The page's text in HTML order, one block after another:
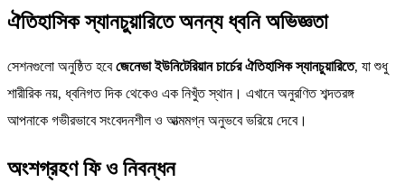
ঐতিহাসিক স্যানচুয়ারিতে অনন্য ধ্বনি অভিজ্ঞতা
সেশনগুলো অনুষ্ঠিত হবেজেনেভা ইউনিটেরিয়ান চার্চের ঐতিহাসিক স্যানচুয়ারিতে, যা শুধু
শারীরিক নয়, ধ্বনিগত দিক থেকেও এক নিখুঁত স্থান। এখানে অনুরণিত শব্দতরঙ্গ
আপনাকে গভীরভাবে সংবেদনশীল ও আত্মমগ্ন অনুভবে ভরিয়ে দেবে।
অংশগ্রহণ ফি ও নিবন্ধন